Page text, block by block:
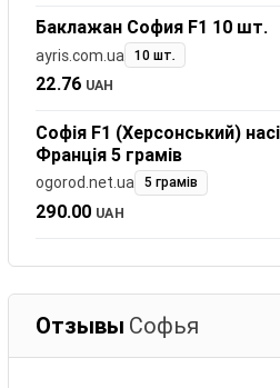
Баклажан София F1 10 шт.
ayris.com.ua 10 шт.
22.76 UAH
Софія F1 (Херсонський)
Франція 5 грамів
ogorod.net.ua 5 грамів
290.00 UAH
Отзывы Софья